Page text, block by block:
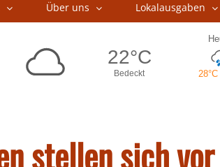
Über uns Lokalausgaben
stellen sich vor